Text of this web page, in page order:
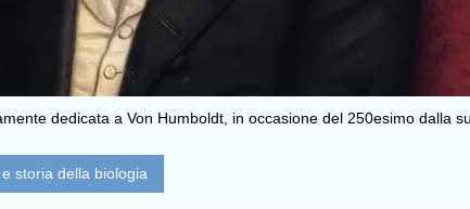
dedicata a Von Humboldt, in occasione del 250esimo dalla
storia della biologia